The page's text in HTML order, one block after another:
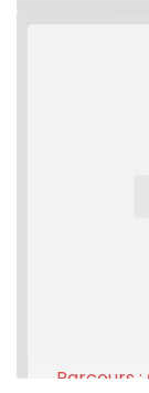
Parcours :